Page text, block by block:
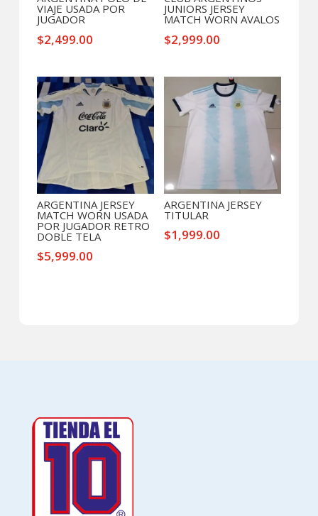
VIAJE USADA POR
JUGADOR
$2,499.00
JUNIORS JERSEY
MATCH WORN AVALOS
$2,999.00
ARGENTINA JERSEY
MATCH WORN USADA
POR JUGADOR RETRO
DOBLE TELA
$5,999.00
ARGENTINA JERSEY
TITULAR
$1,999.00